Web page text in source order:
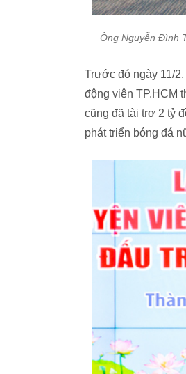
Ông Nguyễn Đình
Trước đó ngày 11/
động viên TP.HCM
cũng đã tài trợ 2 tỷ
phát triển bóng đá